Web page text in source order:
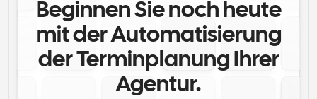
Beginnen Sie noch heute
mit der Automatisierung
der Terminplanung Ihrer
Agentur.